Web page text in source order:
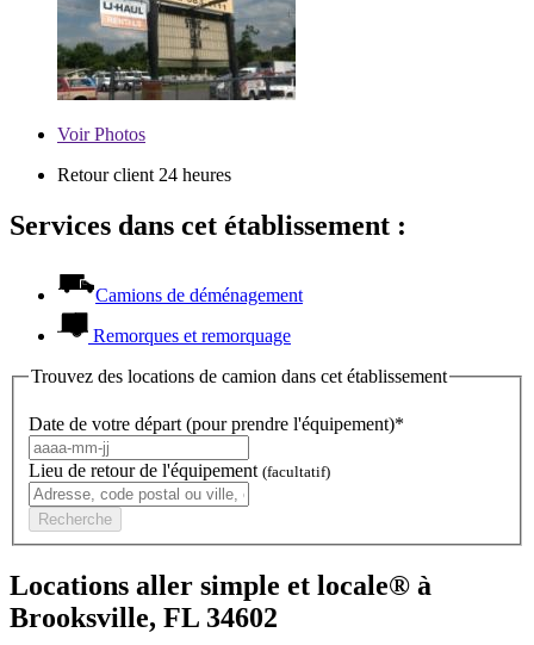
VoirPhotos
Retour client 24 heures
Services dans cet établissement :
Camions de déménagement
Remorques et remorquage
Trouvez des locations de camion dans cet établissement
Date de votre départ (pour prendre l'équipement)*
Lieu de retour de l'équipement (facultatif)
Recherche
Locations aller simple et locale® à
Brooksville, FL 34602